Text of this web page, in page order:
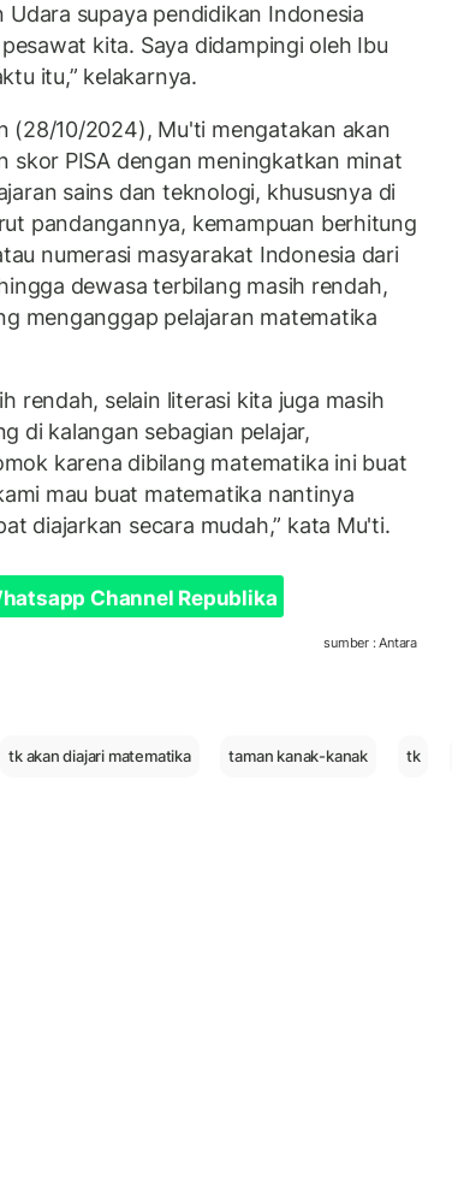
Udara supaya pendidikan Indonesia
kita. Saya didampingi oleh Ibu
itu,” kelakarnya.
(28/10/2024), Mu'ti mengatakan akan
skor PISA dengan meningkatkan minat
sains dan teknologi, khususnya di
pandangannya, kemampuan berhitung
numerasi masyarakat Indonesia dari
dewasa terbilang masih rendah,
menganggap pelajaran matematika
rendah, selain literasi kita juga masih
di kalangan sebagian pelajar,
karena dibilang matematika ini buat
mau buat matematika nantinya
diajarkan secara mudah,” kata Mu'ti.
Channel Republika
sumber : Antara
tk akan diajari matematika taman kanak-kanak tk